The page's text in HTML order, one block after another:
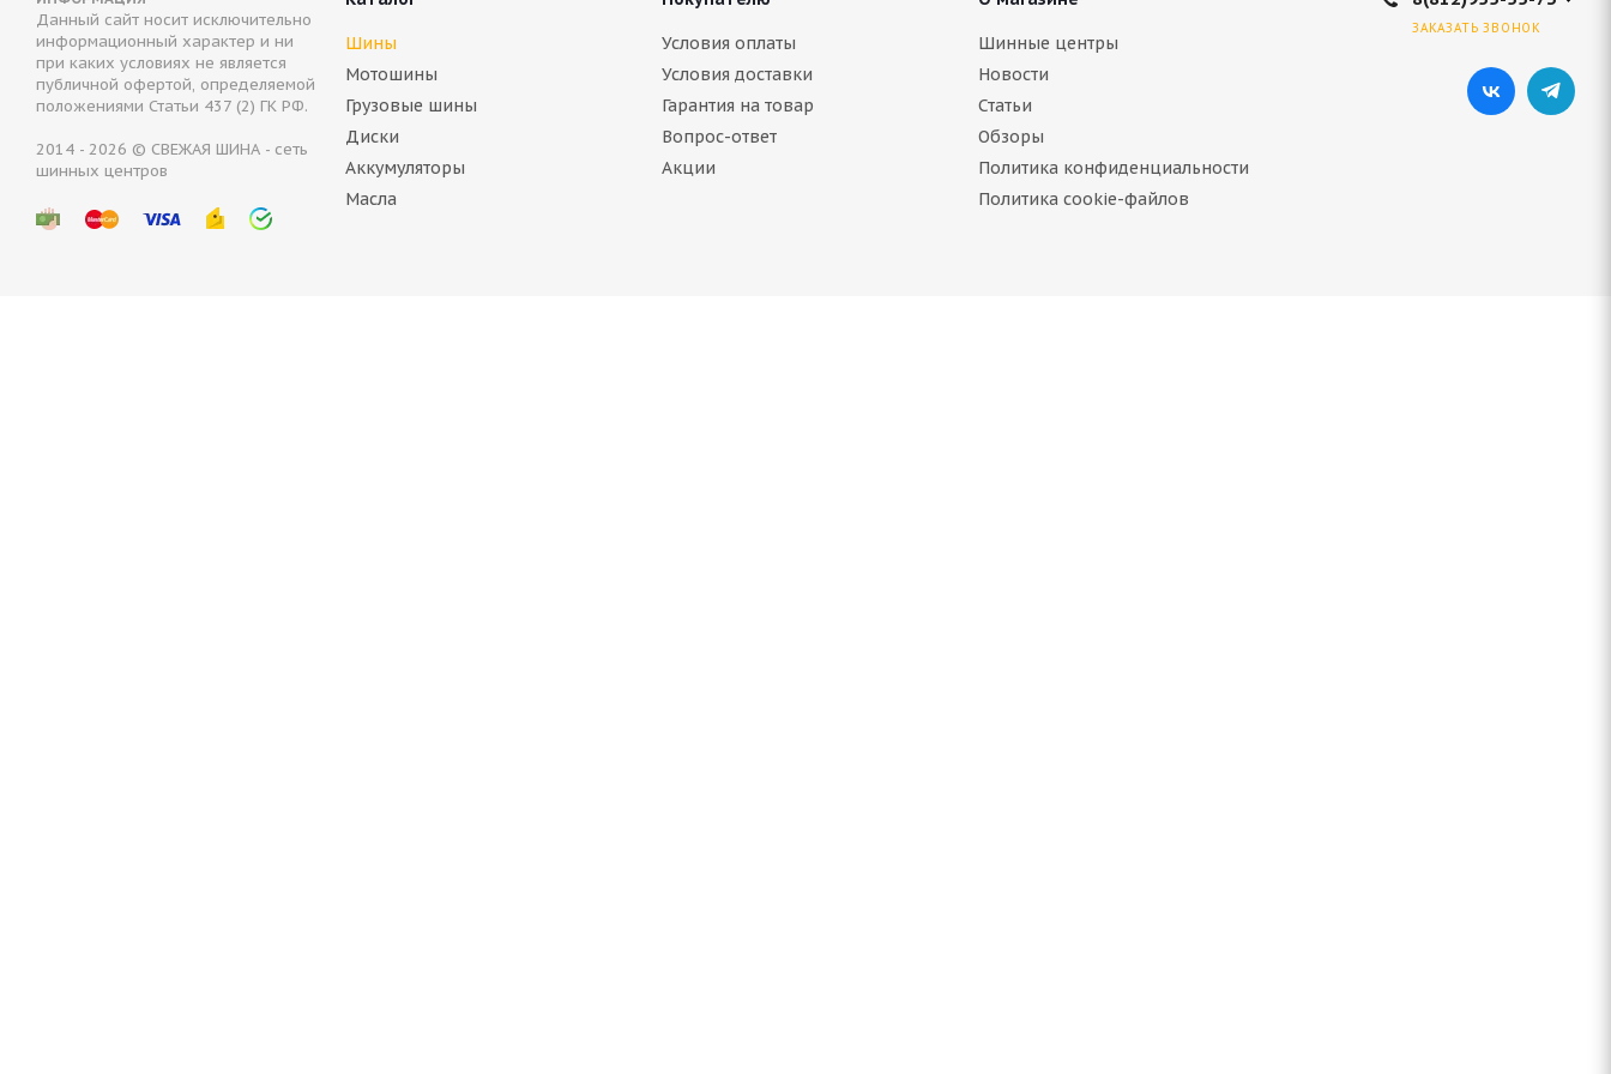
CONTINENTAL ContiIceContact 2 SUV 215/55 R18 99T
В наличии (менее 4 шт.)
9 540
В наличии (менее 4 шт.)
руб.
Данный сайт носит исключительно
информационный характер и ни
при каких условиях не является
публичной офертой, определяемой
положениями Статьи 437 (2) ГК РФ.
2014 - 2026 © СВЕЖАЯ ШИНА - сеть
шинных центров
Шины
Мотошины
Грузовые шины
Диски
Аккумуляторы
Масла
Условия оплаты
Условия доставки
Гарантия на товар
Вопрос-ответ
Акции
Шинные центры
Новости
Статьи
Обзоры
Политика конфиденциальности
Политика cookie-файлов
ЗАКАЗАТЬ ЗВОНОК